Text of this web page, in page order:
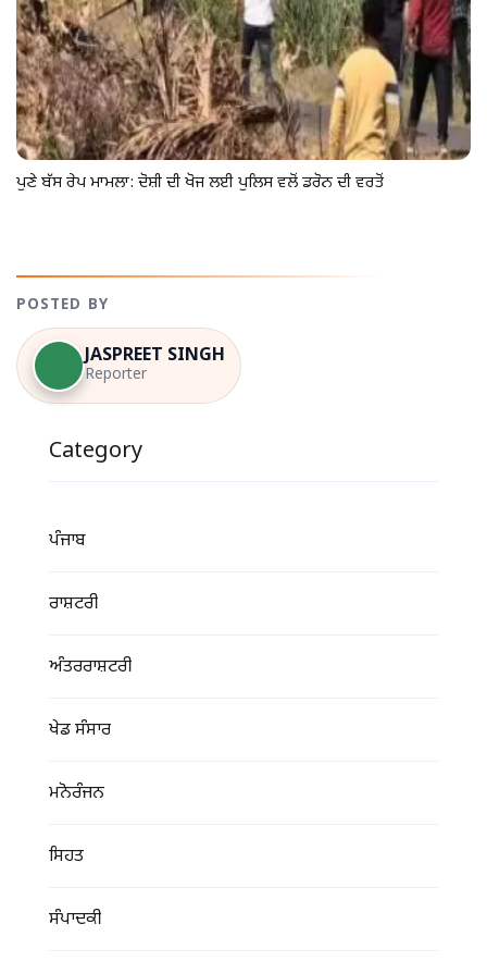
ਪੁਣੇ ਬੱਸ ਰੇਪ ਮਾਮਲਾ: ਦੋਸ਼ੀ ਦੀ ਖੋਜ ਲਈ ਪੁਲਿਸ ਵਲੋਂ ਡਰੋਨ ਦੀ ਵਰਤੋਂ
POSTED BY
JASPREET SINGH
Reporter
Category
ਪੰਜਾਬ
ਰਾਸ਼ਟਰੀ
ਅੰਤਰਰਾਸ਼ਟਰੀ
ਖੇਡ ਸੰਸਾਰ
ਮਨੋਰੰਜਨ
ਸਿਹਤ
ਸੰਪਾਦਕੀ